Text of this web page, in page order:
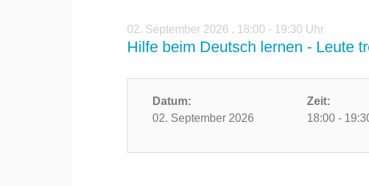
02. September 2026 , 18:00 - 19:30 Uhr
Hilfe beim Deutsch lernen - Leute
Datum:
02. September 2026
Zeit:
18:00 -